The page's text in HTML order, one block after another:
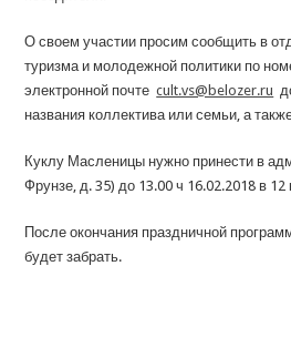
О своем участии просим сообщить в
туризма и молодежной политики по
электронной почтеcult.vs@belozer.ru
названия коллектива или семьи, а
Куклу Масленицы нужно принести в
Фрунзе, д. 35) до 13.00 ч 16.02.2018 в 12
После окончания праздничной
будет забрать.